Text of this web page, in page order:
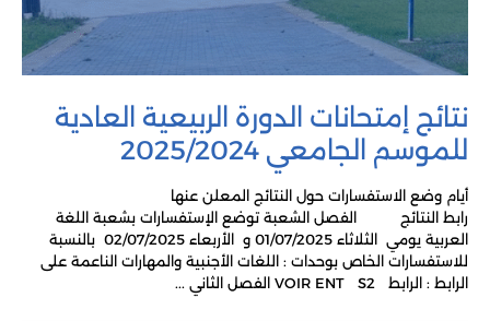
نتائج إمتحانات الدورة الربيعية العادية
للموسم الجامعي 2025/2024
أيام وضع الاستفسارات حول النتائج المعلن عنها
رابط النتائج الفصل الشعبة توضع الإستفسارات بشعبة اللغة
العربية يومي الثلاثاء 01/07/2025 و الأربعاء 02/07/2025 بالنسبة
للاستفسارات الخاص بوحدات : اللغات الأجنبية والمهارات الناعمة على
الرابط : الرابط VOIR ENT S2 الفصل الثاني ...